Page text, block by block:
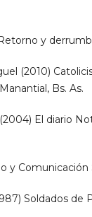
y
(2010)
Bs. As.
El diario
y Comunicación
Soldados de